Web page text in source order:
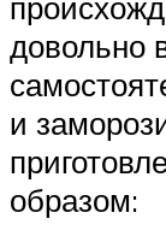
довольно
и
образом: